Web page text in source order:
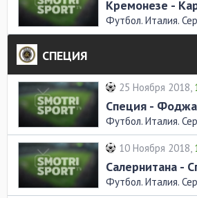
Кремонезе -
Футбол. Италия.
СПЕЦИЯ
25 Ноября 2018,
Специя -
Футбол. Италия.
10 Ноября 2018,
Салернитана -
Футбол. Италия.